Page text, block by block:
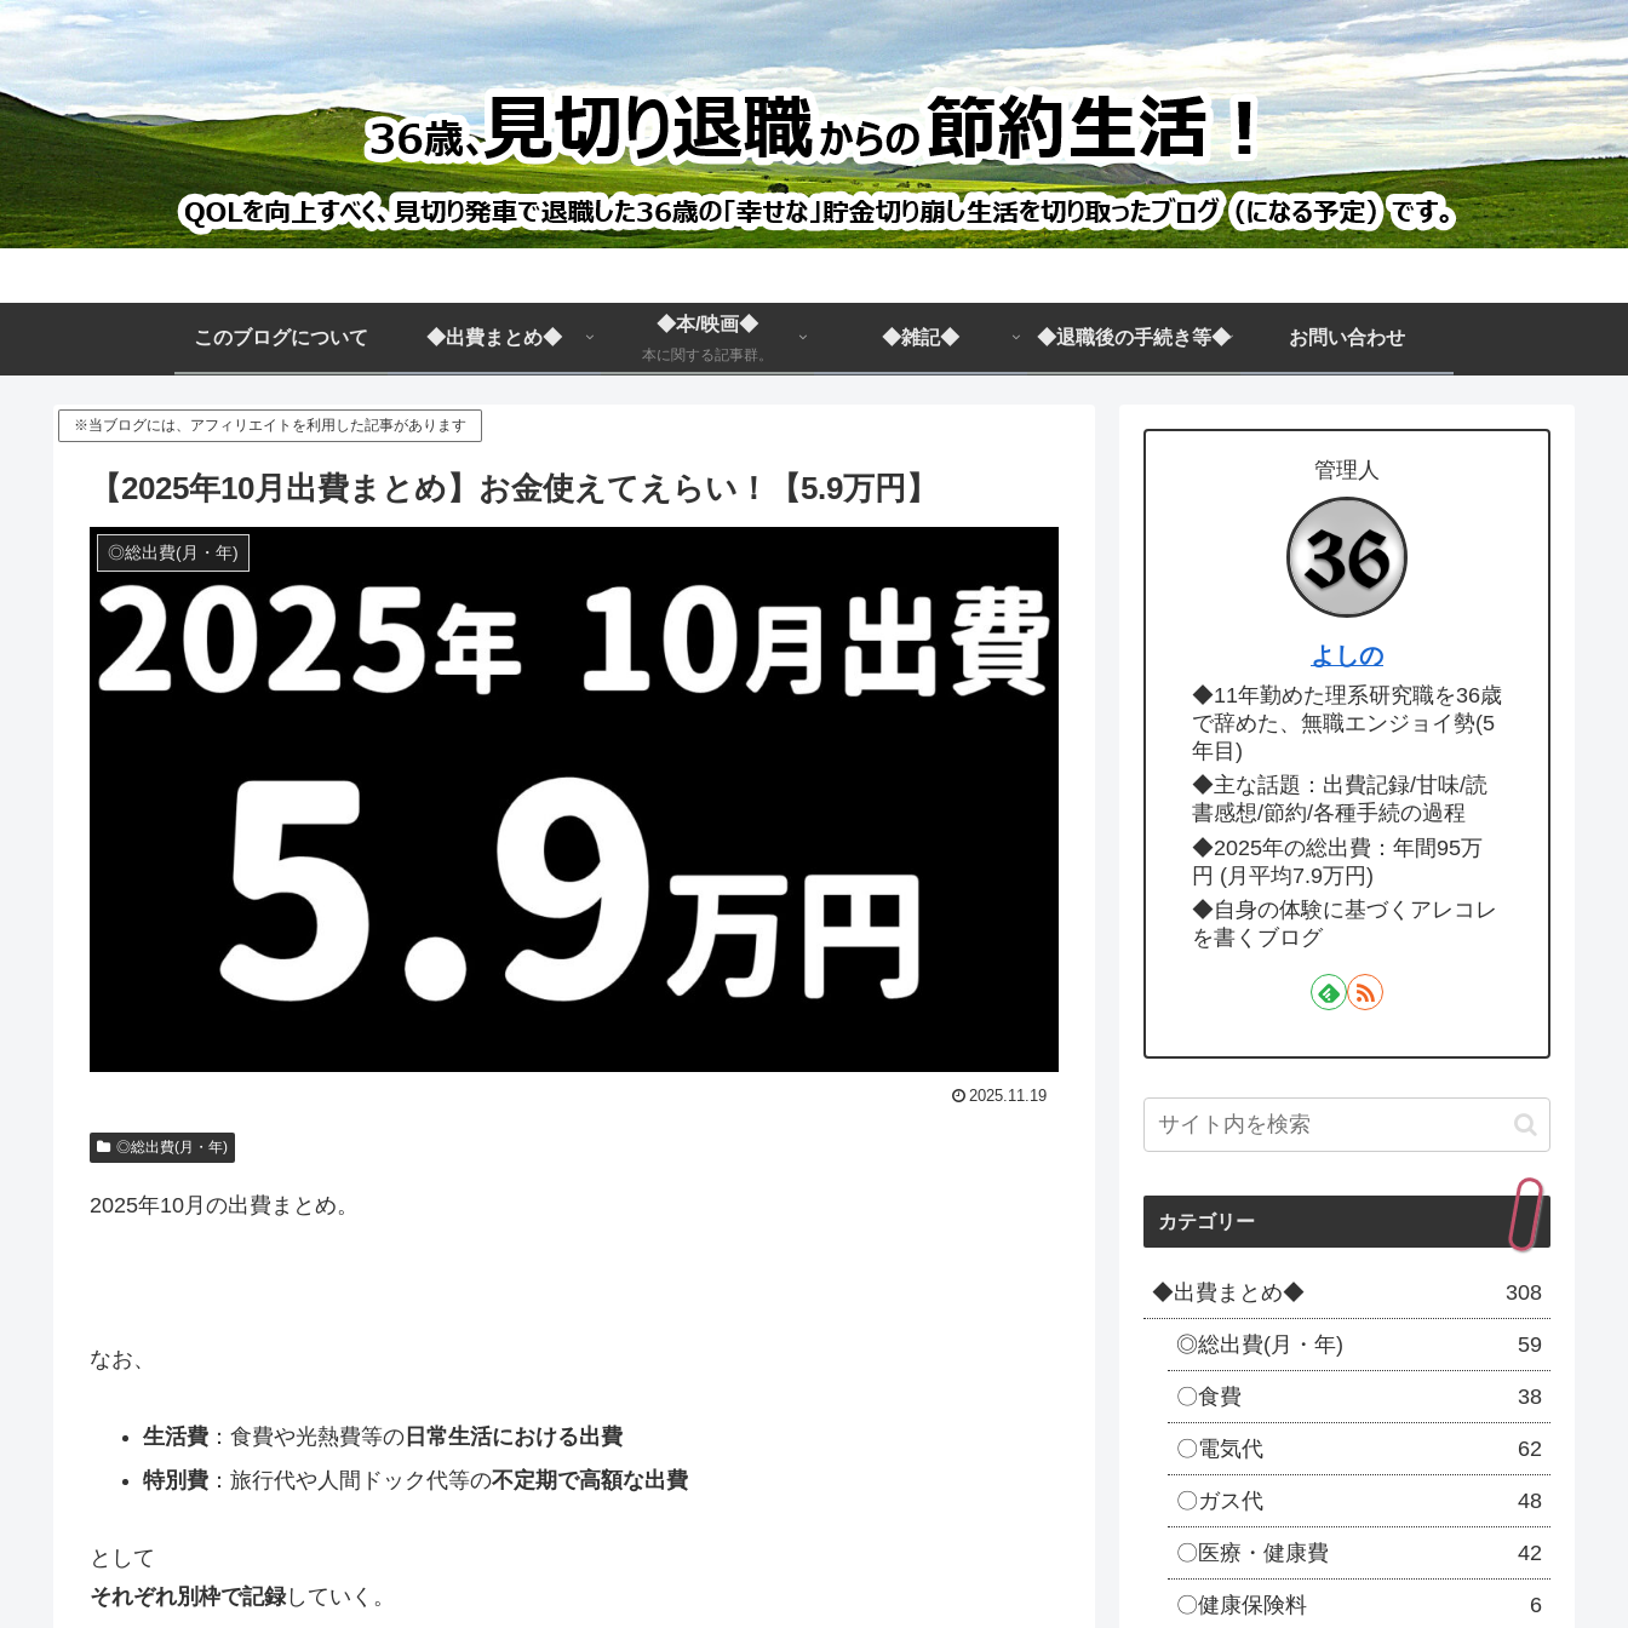
このブログについて ◆出費まとめ◆
◆本/映画◆
本に関する記事群。
◆雑記◆ ◆退職後の手続き等◆ お問い合わせ
※当ブログには、アフィリエイトを利用した記事があります
【2025年10月出費まとめ】お金使えてえらい！【5.9万円】
◎総出費(月・年)
2025.11.19
◎総出費(月・年)
2025年10月の出費まとめ。
なお、
生活費：食費や光熱費等の日常生活における出費
特別費：旅行代や人間ドック代等の不定期で高額な出費
として
それぞれ別枠で記録していく。
管理人
よしの
◆11年勤めた理系研究職を36歳
で辞めた、無職エンジョイ勢(5
年目)
◆主な話題：出費記録/甘味/読
書感想/節約/各種手続の過程
◆2025年の総出費：年間95万
円 (月平均7.9万円)
◆自身の体験に基づくアレコレ
を書くブログ
カテゴリー
◆出費まとめ◆ 308
◎総出費(月・年) 59
〇食費 38
〇電気代 62
〇ガス代 48
〇医療・健康費 42
〇健康保険料 6